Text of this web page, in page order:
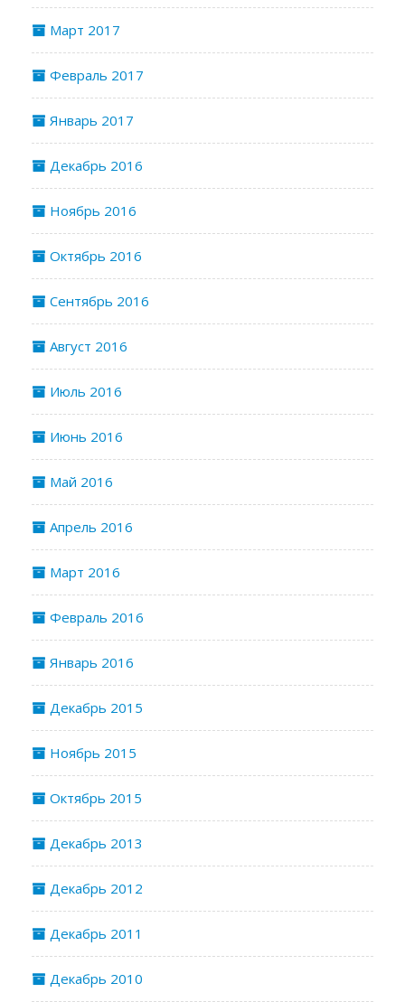
Март 2017
Февраль 2017
Январь 2017
Декабрь 2016
Ноябрь 2016
Октябрь 2016
Сентябрь 2016
Август 2016
Июль 2016
Июнь 2016
Май 2016
Апрель 2016
Март 2016
Февраль 2016
Январь 2016
Декабрь 2015
Ноябрь 2015
Октябрь 2015
Декабрь 2013
Декабрь 2012
Декабрь 2011
Декабрь 2010